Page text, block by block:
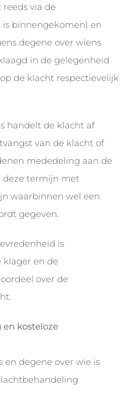
via de
binnengekomen) en
degene over wiens
in de gelegenheid
de klacht respectievelijk
handelt de klacht af
van de klacht of
mededeling aan de
deze termijn met
waarbinnen wel een
gegeven.
is
klager en de
over de
kosteloze
en degene over wie is